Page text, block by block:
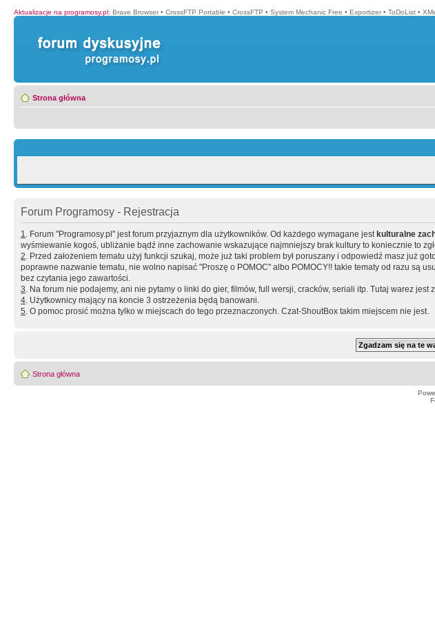
Aktualizacje na programosy.pl: Brave Browser • CrossFTP Portable • CrossFTP • System Mechanic Free • Exportizer • ToDoList •
Strona główna
Forum Programosy - Rejestracja
1. Forum "Programosy.pl" jest forum przyjaznym dla użytkowników. Od każdego wymagane jest kulturalne
wyśmiewanie kogoś, ubliżanie bądź inne zachowanie wskazujące najmniejszy brak kultury to koniecznie to
2. Przed założeniem tematu użyj funkcji szukaj, może już taki problem był poruszany i odpowiedź masz już
poprawne nazwanie tematu, nie wolno napisać "Proszę o POMOC" albo POMOCY!! takie tematy od razu są
bez czytania jego zawartości.
3. Na forum nie podajemy, ani nie pytamy o linki do gier, filmów, full wersji, cracków, seriali itp. Tutaj warez jest
4. Użytkownicy mający na koncie 3 ostrzeżenia będą banowani.
5. O pomoc prosić można tylko w miejscach do tego przeznaczonych. Czat-ShoutBox takim miejscem nie jest.
Strona główna